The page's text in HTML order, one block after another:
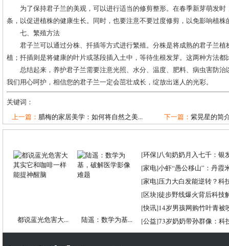
为了保持君子兰的美观，可以进行适当的修剪整形。在春季新芽萌发
条，以促进植株的健康生长。同时，也要注意不要过度修剪，以免影响植株
七、繁殖方法
君子兰可以通过分株、扦插等方式进行繁殖。分株是将成熟的君子兰
植；扦插则是将健康的叶片或茎段插入土中，等待生根发芽。这两种方法
总结起来，养护君子兰需要注意光照、水分、温度、肥料、病虫害防
我们用心呵护，相信您的君子兰一定会茁壮成长，绽放出迷人的光彩。
关键词：
上一篇： 腊梅的家居美学：如何将自然之美... 下一篇： 紫晃星的简
都说蓝光危害大... 陆遥：数学为基...
[环保]八旬奶奶月入七千：银
[家电]小虾“愚公移山”：丹霞
[家电]压力大白发能逆转？科
[区块]徒步野线爆火背后科技
[快讯]14岁男孩网购竹叶青被
[公益]73岁奶奶带孙群像：科